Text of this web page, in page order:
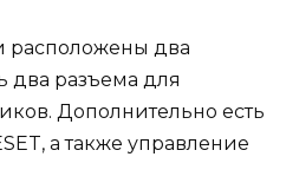
расположены два
два разъема для
Дополнительно есть
а также управление